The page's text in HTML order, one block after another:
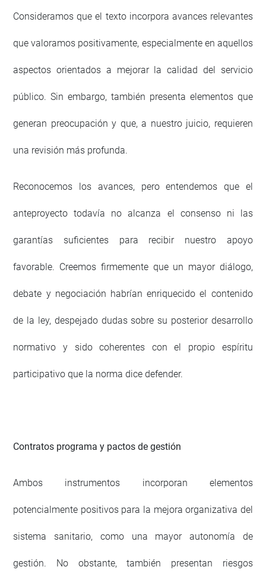
Consideramos que el texto incorpora avances relevantes
que valoramos positivamente, especialmente en aquellos
aspectos orientados a mejorar la calidad del servicio
público. Sin embargo, también presenta elementos que
generan preocupación y que, a nuestro juicio, requieren
una revisión más profunda.
Reconocemos los avances, pero entendemos que el
anteproyecto todavía no alcanza el consenso ni las
garantías suficientes para recibir nuestro apoyo
favorable. Creemos firmemente que un mayor diálogo,
debate y negociación habrían enriquecido el contenido
de la ley, despejado dudas sobre su posterior desarrollo
normativo y sido coherentes con el propio espíritu
participativo que la norma dice defender.
Contratos programa y pactos de gestión
Ambos instrumentos incorporan elementos
potencialmente positivos para la mejora organizativa del
sistema sanitario, como una mayor autonomía de
gestión. No obstante, también presentan riesgos